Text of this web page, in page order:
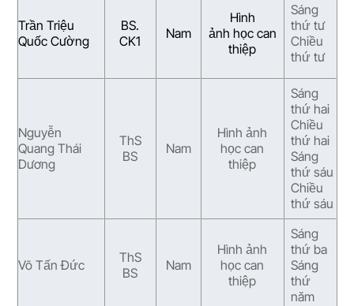
Trần Triệu
Quốc Cường
BS.
CK1
Nam
Hình
ảnh học can
thiệp
Sáng
thứ tư
Chiều
thứ tư
Nguyễn
Quang Thái
Dương
ThS
BS
Nam
Hình ảnh
học can
thiệp
Sáng
thứ hai
Chiều
thứ hai
Sáng
thứ sáu
Chiều
thứ sáu
Võ Tấn Đức
ThS
BS
Nam
Hình ảnh
học can
thiệp
Sáng
thứ ba
Sáng
thứ
năm